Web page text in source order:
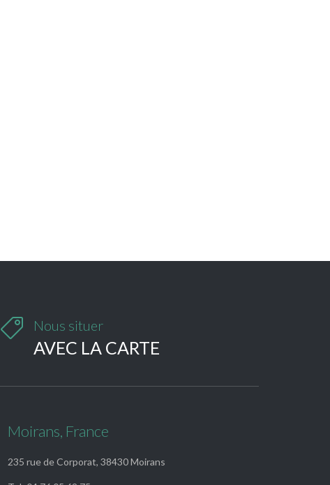
 Nous situer
AVEC LA CARTE
Moirans, France
235 rue de Corporat, 38430 Moirans